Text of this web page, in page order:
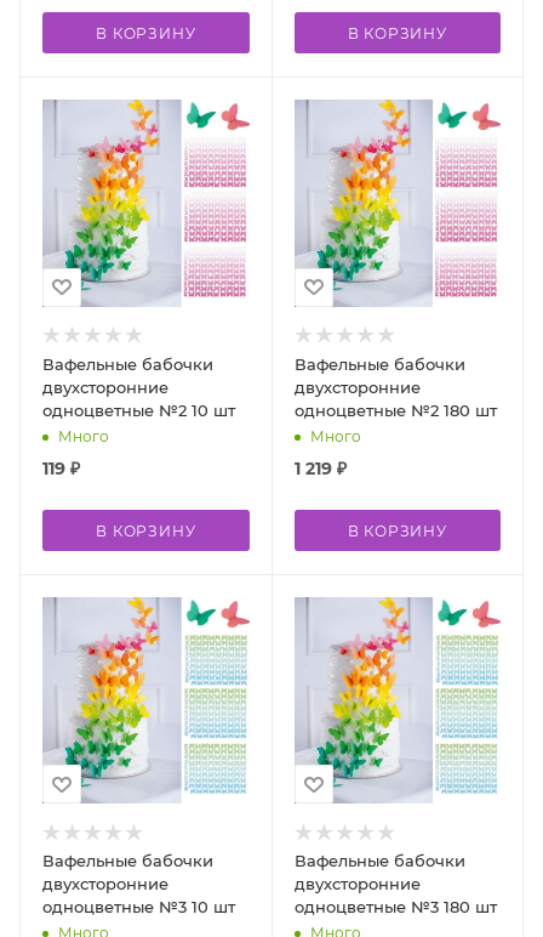
В КОРЗИНУ В КОРЗИНУ
Вафельные бабочки
двухсторонние
одноцветные №2 10 шт
Много
119 ₽
В КОРЗИНУ
Вафельные бабочки
двухсторонние
одноцветные №2 180 шт
Много
1 219₽
В КОРЗИНУ
Вафельные бабочки
двухсторонние
одноцветные №3 10 шт
Много
Вафельные бабочки
двухсторонние
одноцветные №3 180 шт
Много